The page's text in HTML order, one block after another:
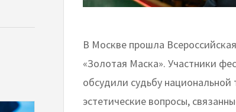
​​​​​​​В Москве прошла
«Золотая Маска». Участники
обсудили судьбу
эстетические вопросы,